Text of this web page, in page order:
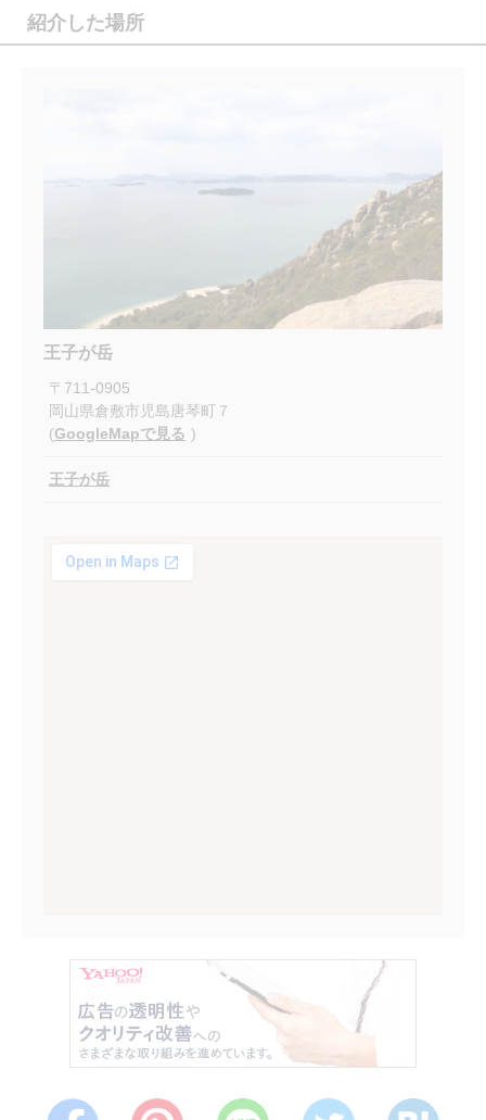
紹介した場所
王子が岳
〒 711-0905
岡山県倉敷市児島唐琴町７
(GoogleMapで見る )
王子が岳